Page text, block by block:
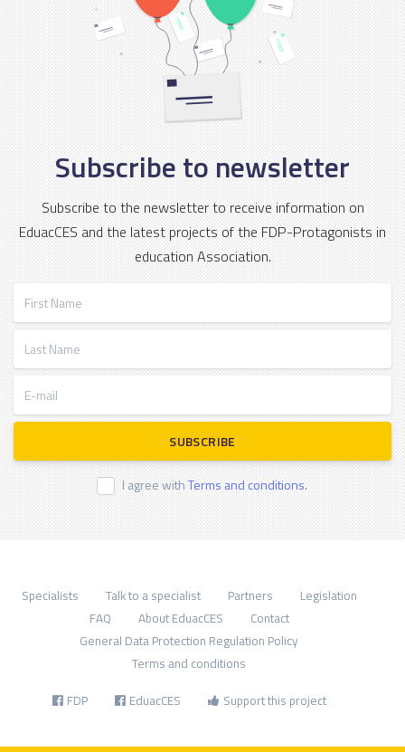
Subscribe to newsletter
Subscribe to the newsletter to receive information on
EduacCES and the latest projects of the FDP-Protagonists in
education Association.
SUBSCRIBE
I agree withTerms and conditions.
Specialists Talk to a specialist Partners
Legislation
FAQ
About EduacCES
Contact
General Data Protection Regulation Policy
Terms and conditions
FDP EduacCES Support this project